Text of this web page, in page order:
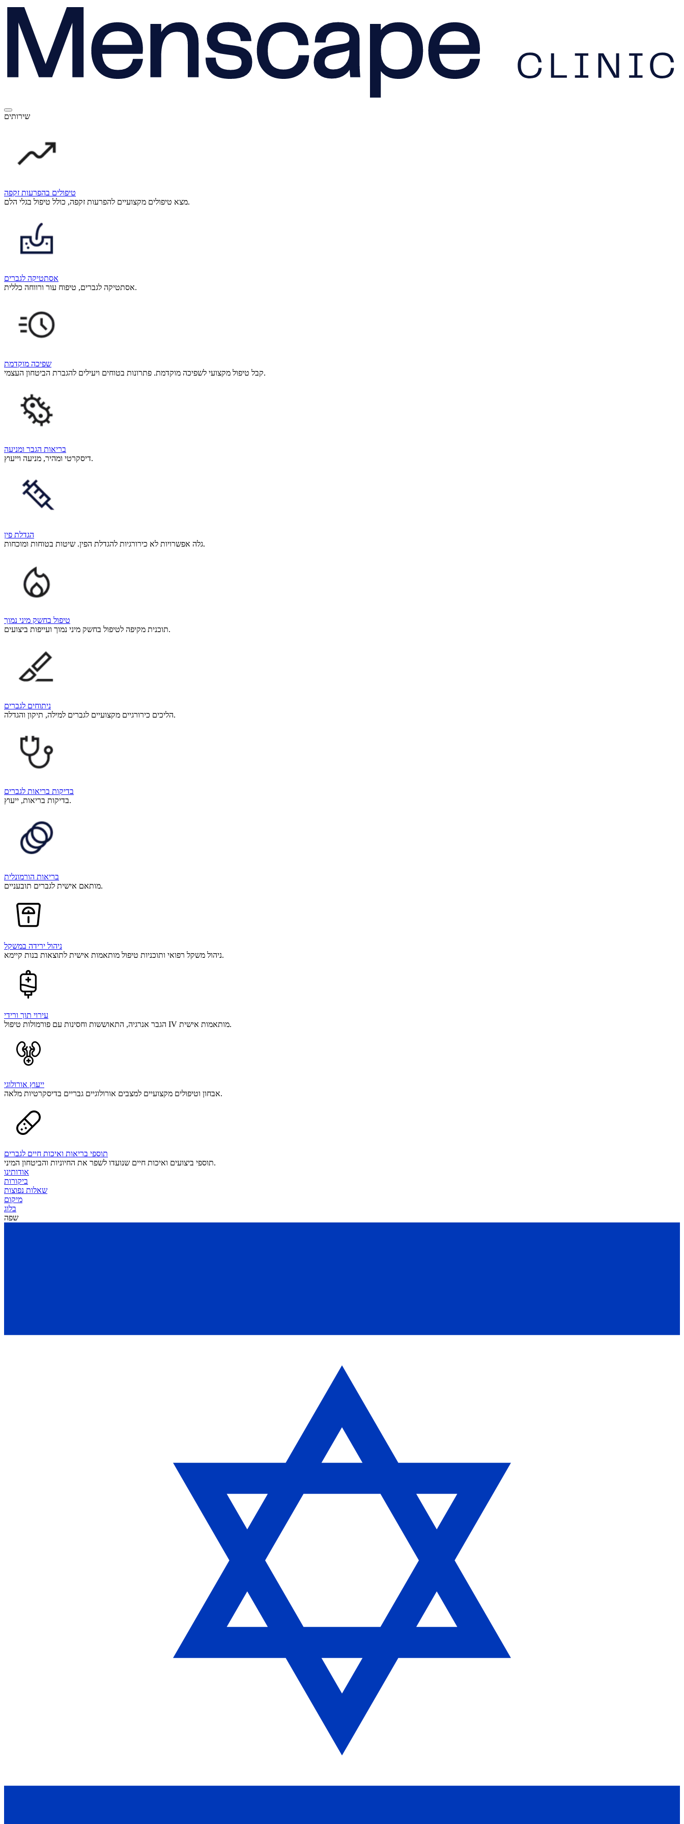
שירותים
טיפולים בהפרעות זקפה
מצא טיפולים מקצועיים להפרעות זקפה, כולל טיפול בגלי הלם.
אסתטיקה לגברים
אסתטיקה לגברים, טיפוח עור ורווחה כללית.
שפיכה מוקדמת
קבל טיפול מקצועי לשפיכה מוקדמת. פתרונות בטוחים ויעילים להגברת הביטחון העצמי.
בריאות הגבר ומניעה
דיסקרטי ומהיר, מניעה וייעוץ.
הגדלת פין
גלה אפשרויות לא כירורגיות להגדלת הפין. שיטות בטוחות ומוכחות.
טיפול בחשק מיני נמוך
תוכנית מקיפה לטיפול בחשק מיני נמוך ועייפות ביצועים.
ניתוחים לגברים
הליכים כירורגיים מקצועיים לגברים למילה, תיקון והגדלה.
בדיקות בריאות לגברים
בדיקות בריאות, ייעוץ.
בריאות הורמונלית
מותאם אישית לגברים תובעניים.
ניהול ירידה במשקל
ניהול משקל רפואי ותוכניות טיפול מותאמות אישית לתוצאות בנות קיימא.
עירוי תוך ורידי
הגבר אנרגיה, התאוששות וחסינות עם פורמולות טיפול IV מותאמות אישית.
ייעוץ אורולוגי
אבחון וטיפולים מקצועיים למצבים אורולוגיים גבריים בדיסקרטיות מלאה.
תוספי בריאות ואיכות חיים לגברים
תוספי ביצועים ואיכות חיים שנועדו לשפר את החיוניות והביטחון המיני.
אודותינו
ביקורות
שאלות נפוצות
מיקום
בלוג
שפה